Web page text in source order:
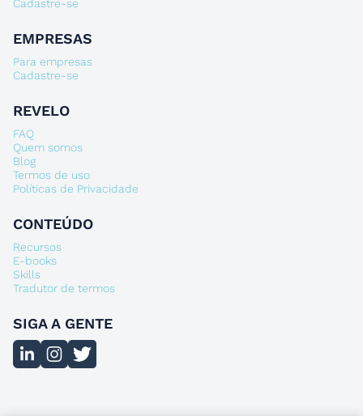
Cadastre-se
EMPRESAS
Para empresas
Cadastre-se
REVELO
FAQ
Quem somos
Blog
Termos de uso
Políticas de Privacidade
CONTEÚDO
Recursos
E-books
Skills
Tradutor de termos
SIGA A GENTE